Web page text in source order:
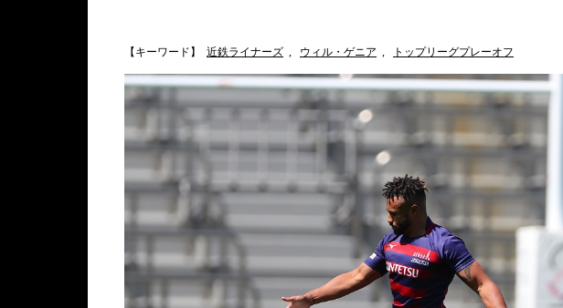
【キーワード】 近鉄ライナーズ , ウィル・ゲニア , トップリーグプレーオフ